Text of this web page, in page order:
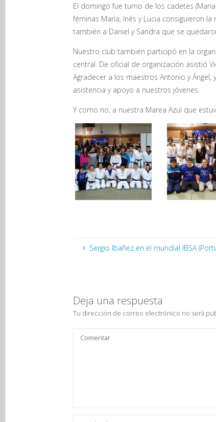
El domingo fue turno de los cadetes (Maria
féminas María, Inés y Lucia consiguieron
también a Daniel y Sandra que se
Nuestro club también participó en la
central. De oficial de organización asistió
Agradecer a los maestros Antonio y
asistencia y apoyo a nuestros jóvenes.
Y como no, a nuestra Marea Azul que
Sergio Ibañez en el mundial IBSA
Deja una respuesta
Tu dirección de correo electrónico no será